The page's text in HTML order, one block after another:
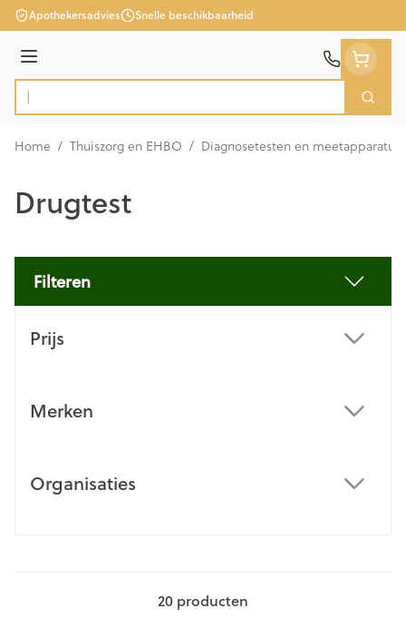
Ga naar de inhoud
Apothekersadvies Snelle beschikbaarheid
Menu
Product, merk, categorie...
Zoek
Home / Thuiszorg en EHBO / Diagnosetesten en meetapparatuur
Drugtest
Filteren
Prijs
Merken
Organisaties
20 producten